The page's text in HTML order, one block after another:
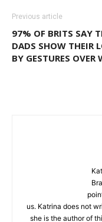
Previous article
97% OF BRITS SAY
DADS SHOW THEIR
BY GESTURES OVER
us. Katrina does not
she is the author of